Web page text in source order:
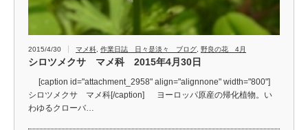
2015/4/30 マメ科 作業日誌 日々是淡々 ブログ 野良の花 4月
シロツメクサ マメ科 2015年4月30日
[caption id="attachment_2958" align="alignnone" width="800"]
シロツメクサ マメ科[/caption] ヨーロッパ原産の帰化植物。い
わゆるクローバ…